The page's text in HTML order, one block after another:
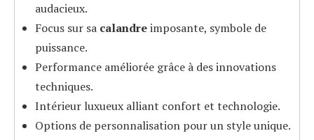
audacieux.
Focus sur sa calandreimposante, symbole de
puissance.
Performance améliorée grâce à des innovations
techniques.
Intérieur luxueux alliant confort et technologie.
Options de personnalisation pour un style unique.